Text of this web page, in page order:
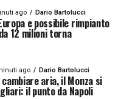
ago Dario Bartolucci
e possibile rimpianto
12 milioni torna
ago Dario Bartolucci
aria, il Monza si
il punto da Napoli